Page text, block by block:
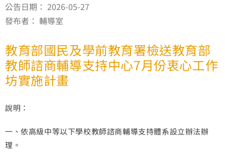
公告日期： 2026-05-27
發布者： 輔導室
教育部國民及學前教育署檢送教育部
教師諮商輔導支持中心7月份衷心工作
坊實施計畫
說明：
一、依高級中等以下學校教師諮商輔導支持體系設立辦法辦
理。